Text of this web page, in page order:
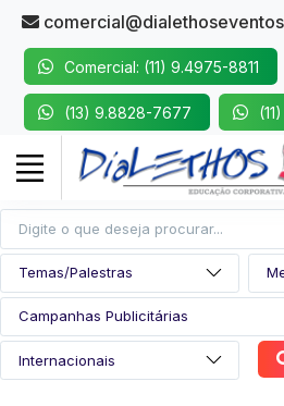
Comercial: (11) 9.4975-8811
(13) 9.8828-7677